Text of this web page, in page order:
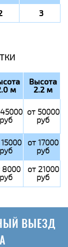
3
м
Высота
2.2 м
руб
от 50000
руб
руб
от 17000
руб
8000
руб
от 21000
руб
ВЫЕЗД